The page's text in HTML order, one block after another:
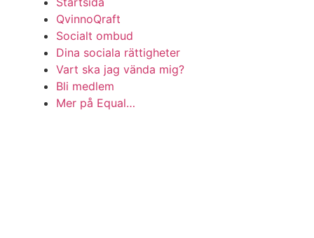
QvinnoQraft
Socialt ombud
Dina sociala rättigheter
Vart ska jag vända mig?
Bli medlem
Mer på Equal…